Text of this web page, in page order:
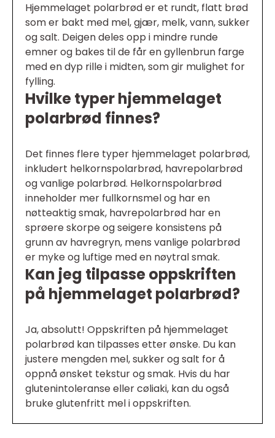
Hjemmelaget polarbrød er et rundt, flatt brød
som er bakt med mel, gjær, melk, vann, sukker
og salt. Deigen deles opp i mindre runde
emner og bakes til de får en gyllenbrun farge
med en dyp rille i midten, som gir mulighet for
fylling.
Hvilke typer hjemmelaget
polarbrød finnes?
Det finnes flere typer hjemmelaget polarbrød,
inkludert helkornspolarbrød, havrepolarbrød
og vanlige polarbrød. Helkornspolarbrød
inneholder mer fullkornsmel og har en
nøtteaktig smak, havrepolarbrød har en
sprøere skorpe og seigere konsistens på
grunn av havregryn, mens vanlige polarbrød
er myke og luftige med en nøytral smak.
Kan jeg tilpasse oppskriften
på hjemmelaget polarbrød?
Ja, absolutt! Oppskriften på hjemmelaget
polarbrød kan tilpasses etter ønske. Du kan
justere mengden mel, sukker og salt for å
oppnå ønsket tekstur og smak. Hvis du har
glutenintoleranse eller cøliaki, kan du også
bruke glutenfritt mel i oppskriften.